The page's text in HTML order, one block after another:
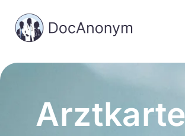
Arztkarte